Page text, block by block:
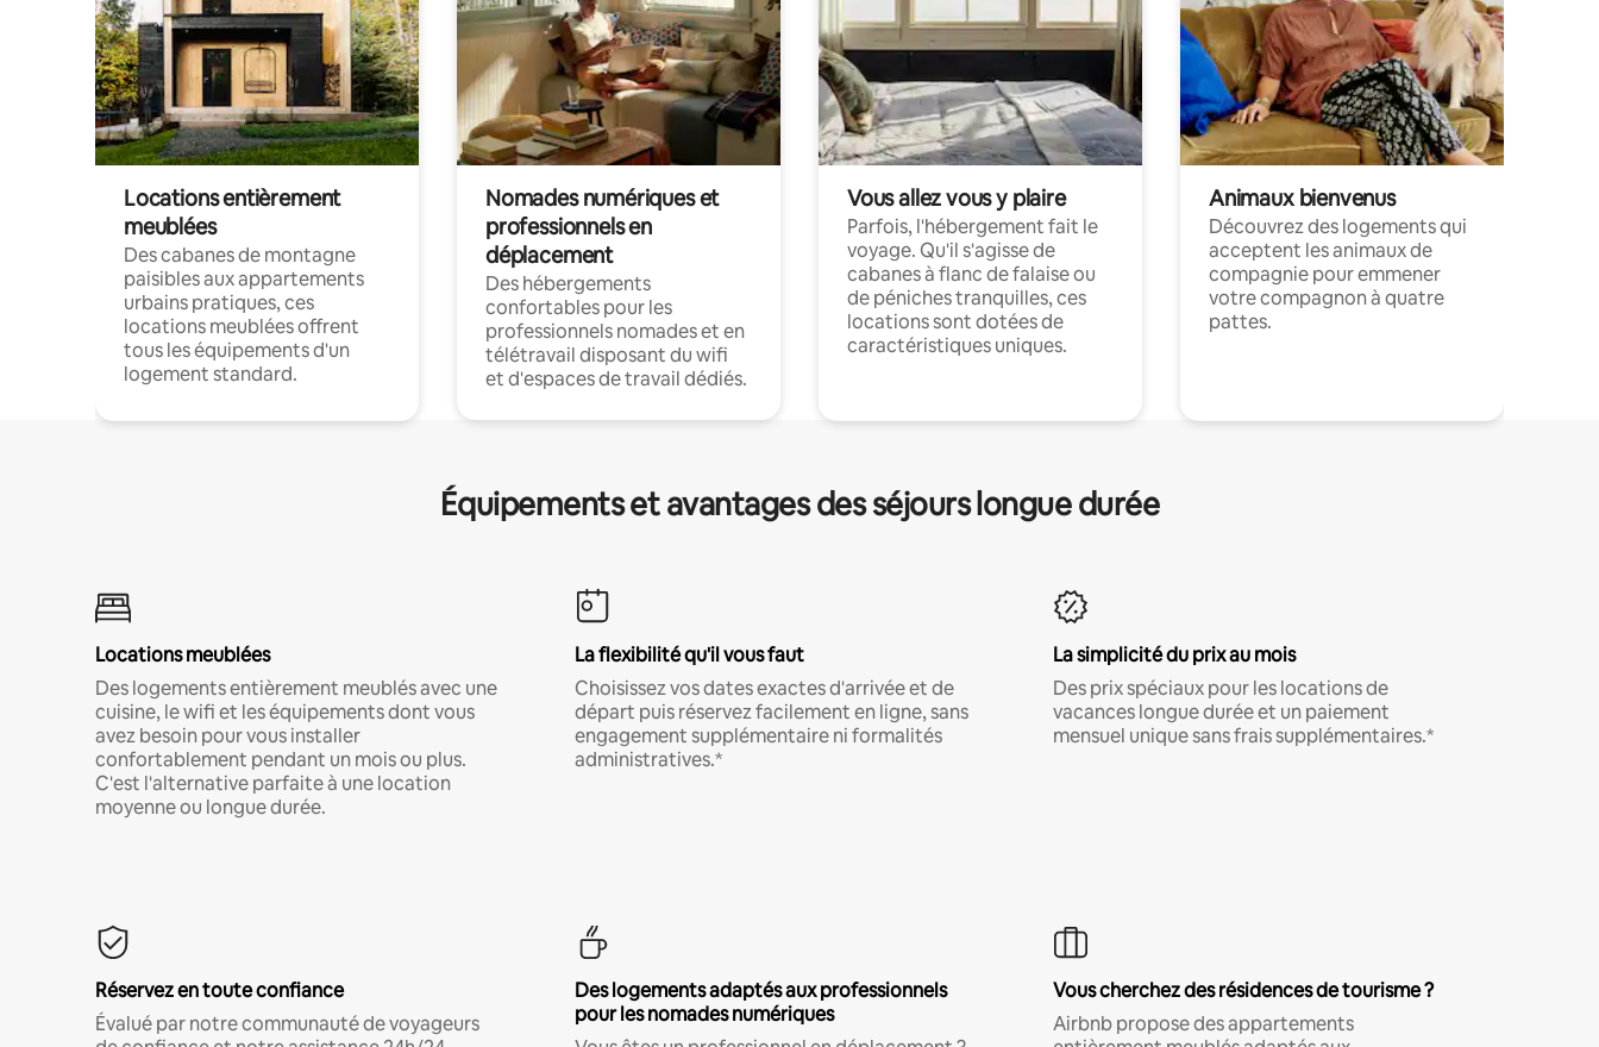
Locations entièrement
meublées
Des cabanes de montagne
paisibles aux appartements
urbains pratiques, ces
locations meublées offrent
tous les équipements d'un
logement standard.
Nomades numériques et
professionnels en
déplacement
Des hébergements
confortables pour les
professionnels nomades et en
télétravail disposant du wifi
et d'espaces de travail dédiés.
Vous allez vous y plaire
Parfois, l'hébergement fait le
voyage. Qu'il s'agisse de
cabanes à flanc de falaise ou
de péniches tranquilles, ces
locations sont dotées de
caractéristiques uniques.
Animaux bienvenus
Découvrez des logements qui
acceptent les animaux de
compagnie pour emmener
votre compagnon à quatre
pattes.
Équipements et avantages des séjours longue durée
Locations meublées
Des logements entièrement meublés avec une
cuisine, le wifi et les équipements dont vous
avez besoin pour vous installer
confortablement pendant un mois ou plus.
C'est l'alternative parfaite à une location
moyenne ou longue durée.
La flexibilité qu'il vous faut
Choisissez vos dates exactes d'arrivée et de
départ puis réservez facilement en ligne, sans
engagement supplémentaire ni formalités
administratives.*
La simplicité du prix au mois
Des prix spéciaux pour les locations de
vacances longue durée et un paiement
mensuel unique sans frais supplémentaires.*
Réservez en toute confiance
Évalué par notre communauté de voyageurs
Des logements adaptés aux professionnels
pour les nomades numériques
Vous cherchez des résidences de tourisme ?
Airbnb propose des appartements